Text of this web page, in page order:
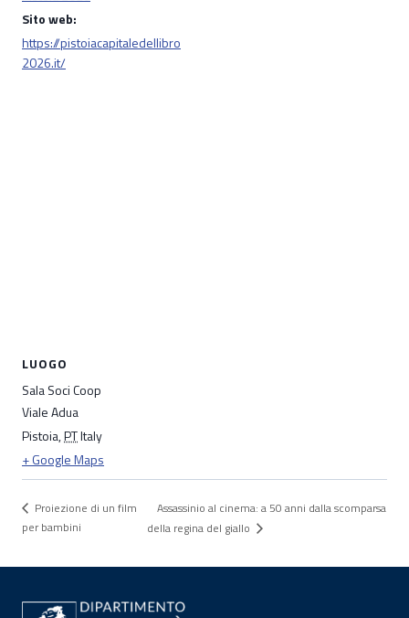
Sito web:
https://pistoiacapitaledellibro
2026.it/
LUOGO
Sala Soci Coop
Viale Adua
Pistoia,PTItaly
+ Google Maps
Proiezione di un film
per bambini
Assassinio al cinema: a 50 anni dalla scomparsa
della regina del giallo